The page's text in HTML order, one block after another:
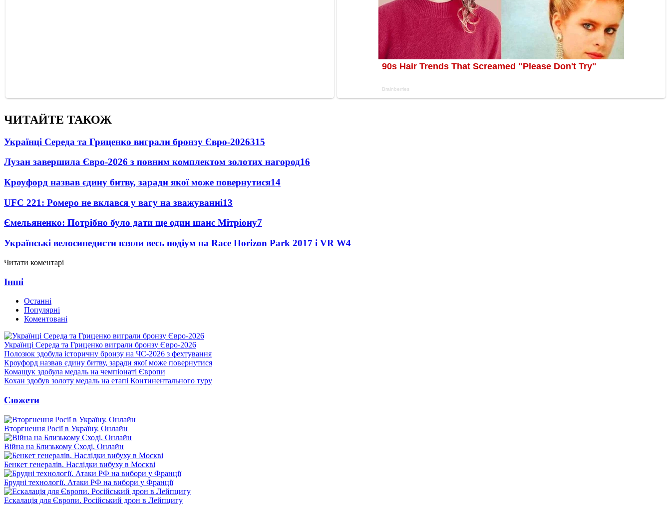
ЧИТАЙТЕ ТАКОЖ
Українці Середа та Гриценко виграли бронзу Євро-2026315
Лузан завершила Євро-2026 з повним комплектом золотих нагород16
Кроуфорд назвав єдину битву, заради якої може повернутися14
UFC 221: Ромеро не вклався у вагу на зважуванні13
Ємельяненко: Потрібно було дати ще один шанс Мітріону7
Українські велосипедисти взяли весь подіум на Race Horizon Park 2017 і VR W4
Читати коментарі
Інші
Останні
Популярні
Коментовані
Українці Середа та Гриценко виграли бронзу Євро-2026
Полозюк здобула історичну бронзу на ЧС-2026 з фехтування
Кроуфорд назвав єдину битву, заради якої може повернутися
Комащук здобула медаль на чемпіонаті Європи
Кохан здобув золоту медаль на етапі Континентального туру
Сюжети
Вторгнення Росії в Україну. Онлайн
Війна на Близькому Сході. Онлайн
Бенкет генералів. Наслідки вибуху в Москві
Брудні технології. Атаки РФ на вибори у Франції
Ескалація для Європи. Російський дрон в Лейпцигу